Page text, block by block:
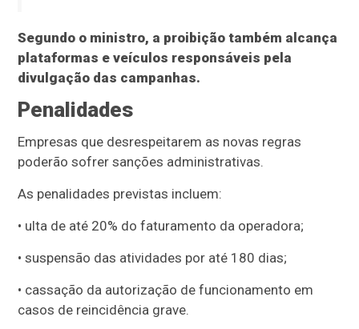
Segundo o ministro, a proibição também alcança
plataformas e veículos responsáveis pela
divulgação das campanhas.
Penalidades
Empresas que desrespeitarem as novas regras
poderão sofrer sanções administrativas.
As penalidades previstas incluem:
• ulta de até 20% do faturamento da operadora;
• suspensão das atividades por até 180 dias;
• cassação da autorização de funcionamento em
casos de reincidência grave.